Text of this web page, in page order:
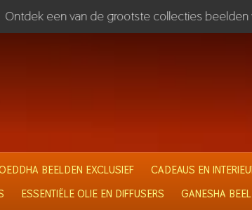
Ontdek een van de grootste collecties beelden
BEELDEN EXCLUSIEF CADEAUS EN
ESSENTIËLE OLIE EN DIFFUSERS GANESHA